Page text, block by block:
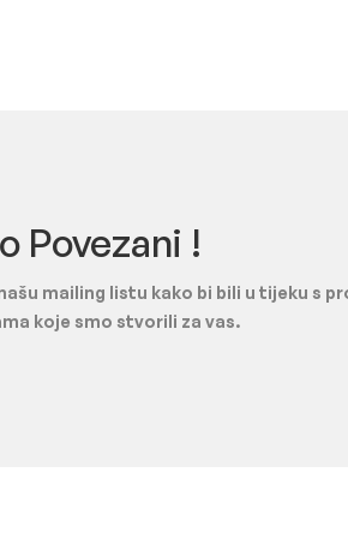
Povezani !
mailing listu kako bi bili u tijeku s
koje smo stvorili za vas.